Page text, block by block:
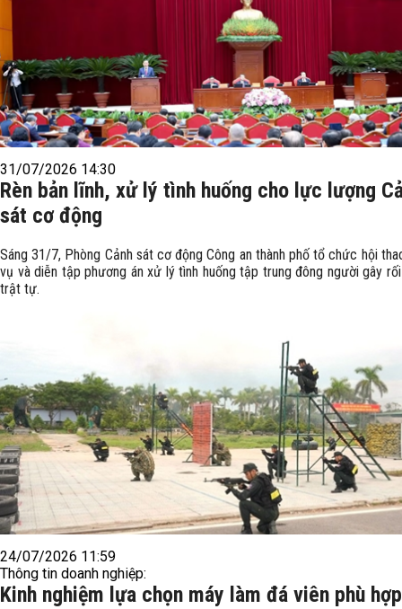
31/07/2026 14:30
Rèn bản lĩnh, xử lý tình huống cho lực lượng
sát cơ động
Sáng 31/7, Phòng Cảnh sát cơ động Công an thành phố tổ chức hội
vụ và diễn tập phương án xử lý tình huống tập trung đông người gây rối
trật tự.
24/07/2026 11:59
Thông tin doanh nghiệp:
Kinh nghiệm lựa chọn máy làm đá viên phù